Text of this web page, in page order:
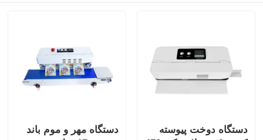
دستگاه دوخت پیوسته
دستگاه مهر و موم باند